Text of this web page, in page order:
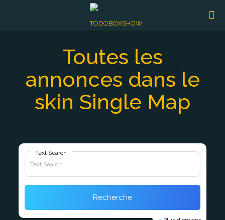
Toutes les
annonces dans le
skin Single Map
Text Search
Recherche